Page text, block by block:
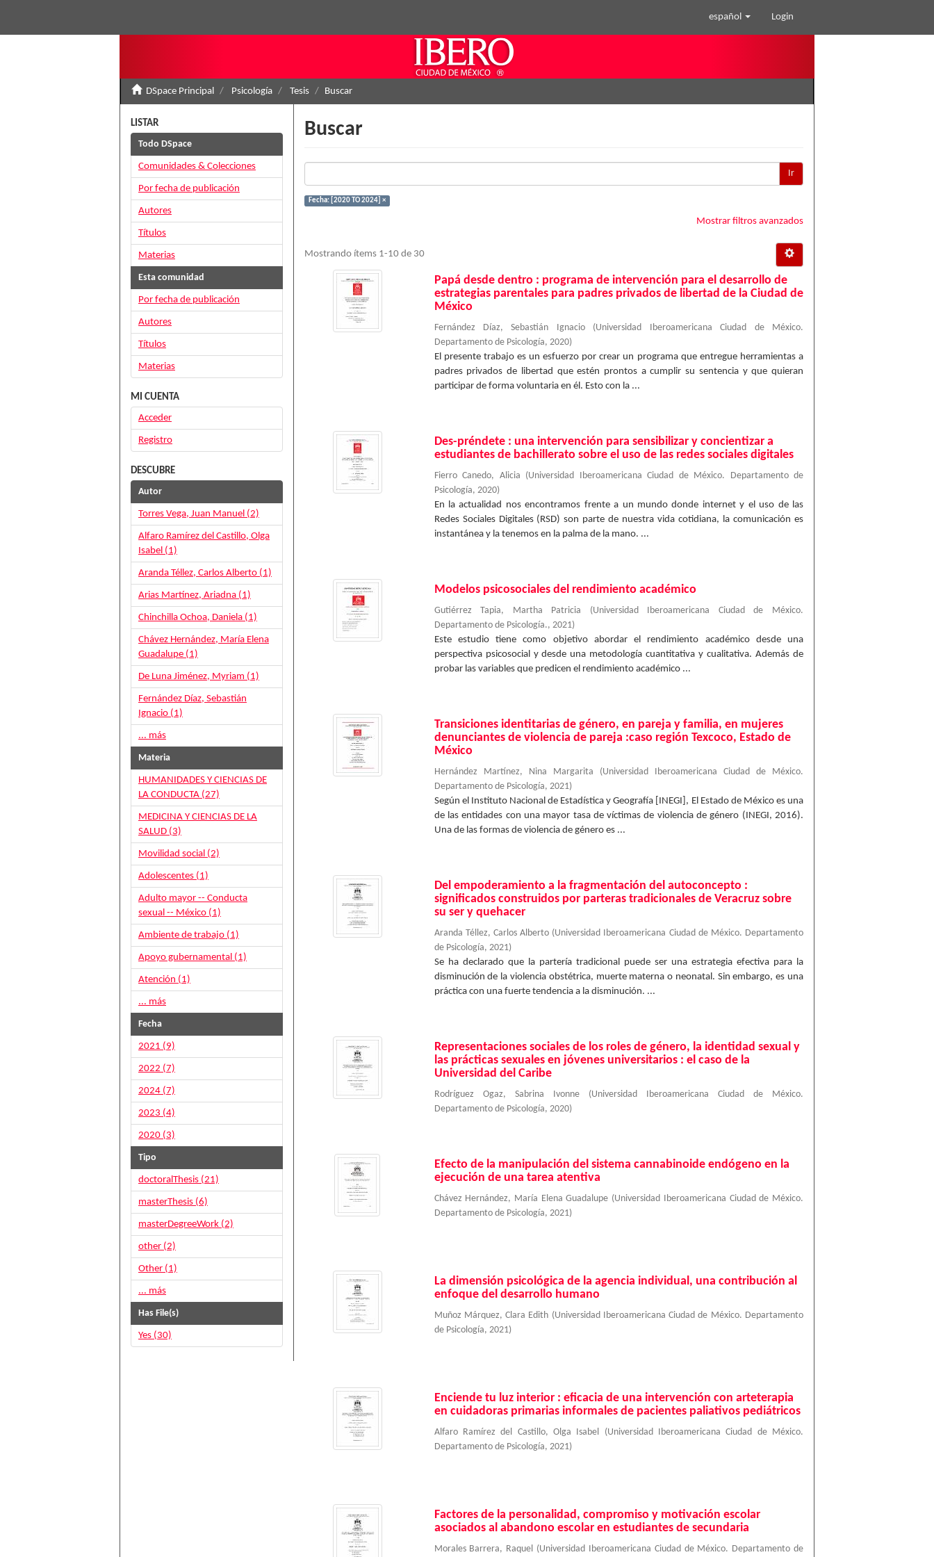
español Login
DSpace Principal Psicología Tesis Buscar
Buscar
Ir
Fecha: [2020 TO 2024] ×
Mostrar filtros avanzados
Mostrando ítems 1-10 de 30
Papá desde dentro : programa de intervención para el desarrollo de
estrategias parentales para padres privados de libertad de la Ciudad de
México
Fernández Díaz, Sebastián Ignacio (Universidad Iberoamericana Ciudad de México.
Departamento de Psicología, 2020)
El presente trabajo es un esfuerzo por crear un programa que entregue herramientas a
padres privados de libertad que estén prontos a cumplir su sentencia y que quieran
participar de forma voluntaria en él. Esto con la ...
Des-préndete : una intervención para sensibilizar y concientizar a
estudiantes de bachillerato sobre el uso de las redes sociales digitales
Fierro Canedo, Alicia (Universidad Iberoamericana Ciudad de México. Departamento de
Psicología, 2020)
En la actualidad nos encontramos frente a un mundo donde internet y el uso de las
Redes Sociales Digitales (RSD) son parte de nuestra vida cotidiana, la comunicación es
instantánea y la tenemos en la palma de la mano. ...
Modelos psicosociales del rendimiento académico
Gutiérrez Tapia, Martha Patricia (Universidad Iberoamericana Ciudad de México.
Departamento de Psicología., 2021)
Este estudio tiene como objetivo abordar el rendimiento académico desde una
perspectiva psicosocial y desde una metodología cuantitativa y cualitativa. Además de
probar las variables que predicen el rendimiento académico ...
Transiciones identitarias de género, en pareja y familia, en mujeres
denunciantes de violencia de pareja :caso región Texcoco, Estado de
México
Hernández Martínez, Nina Margarita (Universidad Iberoamericana Ciudad de México.
Departamento de Psicología, 2021)
Según el Instituto Nacional de Estadística y Geografía [INEGI], El Estado de México es una
de las entidades con una mayor tasa de víctimas de violencia de género (INEGI, 2016).
Una de las formas de violencia de género es ...
Del empoderamiento a la fragmentación del autoconcepto :
significados construidos por parteras tradicionales de Veracruz sobre
su ser y quehacer
Aranda Téllez, Carlos Alberto (Universidad Iberoamericana Ciudad de México. Departamento
de Psicología, 2021)
Se ha declarado que la partería tradicional puede ser una estrategia efectiva para la
disminución de la violencia obstétrica, muerte materna o neonatal. Sin embargo, es una
práctica con una fuerte tendencia a la disminución. ...
Representaciones sociales de los roles de género, la identidad sexual y
las prácticas sexuales en jóvenes universitarios : el caso de la
Universidad del Caribe
Rodríguez Ogaz, Sabrina Ivonne (Universidad Iberoamericana Ciudad de México.
Departamento de Psicología, 2020)
Efecto de la manipulación del sistema cannabinoide endógeno en la
ejecución de una tarea atentiva
Chávez Hernández, María Elena Guadalupe (Universidad Iberoamericana Ciudad de México.
Departamento de Psicología, 2021)
La dimensión psicológica de la agencia individual, una contribución al
enfoque del desarrollo humano
Muñoz Márquez, Clara Edith (Universidad Iberoamericana Ciudad de México. Departamento
de Psicología, 2021)
Enciende tu luz interior : eficacia de una intervención con arteterapia
en cuidadoras primarias informales de pacientes paliativos pediátricos
Alfaro Ramírez del Castillo, Olga Isabel (Universidad Iberoamericana Ciudad de México.
Departamento de Psicología, 2021)
Factores de la personalidad, compromiso y motivación escolar
asociados al abandono escolar en estudiantes de secundaria
Morales Barrera, Raquel (Universidad Iberoamericana Ciudad de México. Departamento de
LISTAR
Todo DSpace
Comunidades & Colecciones
Por fecha de publicación
Autores
Títulos
Materias
Esta comunidad
Por fecha de publicación
Autores
Títulos
Materias
MI CUENTA
Acceder
Registro
DESCUBRE
Autor
Torres Vega, Juan Manuel (2)
Alfaro Ramírez del Castillo, Olga
Isabel (1)
Aranda Téllez, Carlos Alberto (1)
Arias Martínez, Ariadna (1)
Chinchilla Ochoa, Daniela (1)
Chávez Hernández, María Elena
Guadalupe (1)
De Luna Jiménez, Myriam (1)
Fernández Díaz, Sebastián
Ignacio (1)
... más
Materia
HUMANIDADES Y CIENCIAS DE
LA CONDUCTA (27)
MEDICINA Y CIENCIAS DE LA
SALUD (3)
Movilidad social (2)
Adolescentes (1)
Adulto mayor -- Conducta
sexual -- México (1)
Ambiente de trabajo (1)
Apoyo gubernamental (1)
Atención (1)
... más
Fecha
2021 (9)
2022 (7)
2024 (7)
2023 (4)
2020 (3)
Tipo
doctoralThesis (21)
masterThesis (6)
masterDegreeWork (2)
other (2)
Other (1)
... más
Has File(s)
Yes (30)